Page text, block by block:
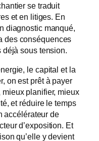
se traduit
et en litiges. En
diagnostic manqué,
des conséquences
déjà sous tension.
le capital et la
on est prêt à payer
planifier, mieux
et réduire le temps
accélérateur de
d’exposition. Et
qu’elle y devient